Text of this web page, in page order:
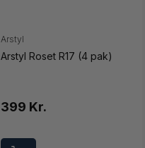
Arstyl
Arstyl Roset R17 (4 pak)
399 Kr.